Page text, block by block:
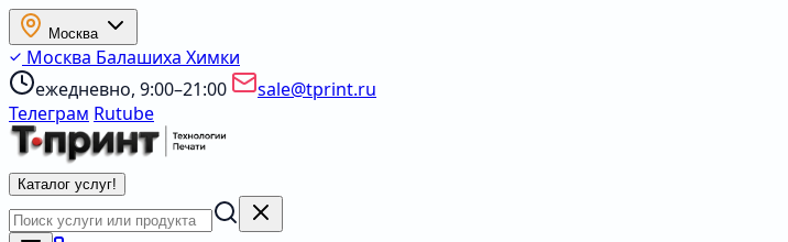
Москва
Москва Балашиха Химки
ежедневно, 9:00–21:00
sale@tprint.ru
Телеграм Rutube
Каталог услуг!